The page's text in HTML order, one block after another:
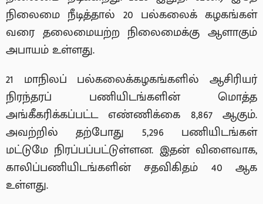
நிலைமை நீடித்தால் 20 பல்கலைக் கழகங்கள்
வரை தலைமையற்ற நிலைமைக்கு ஆளாகும்
அபாயம் உள்ளது.
21 மாநிலப் பல்கலைக்கழகங்களில் ஆசிரியர்
நிரந்தரப் பணியிடங்களின் மொத்த
அங்கீகரிக்கப்பட்ட எண்ணிக்கை 8,867 ஆகும்.
அவற்றில் தற்போது 5,296 பணியிடங்கள்
மட்டுமே நிரப்பப்பட்டுள்ளன. இதன் விளைவாக,
காலிப்பணியிடங்களின் சதவிகிதம் 40 ஆக
உள்ளது.